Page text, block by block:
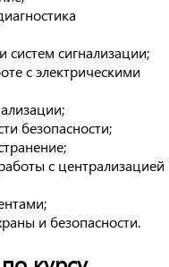
систем сигнализации;
с электрическими
безопасности;
с централизацией
и безопасности.